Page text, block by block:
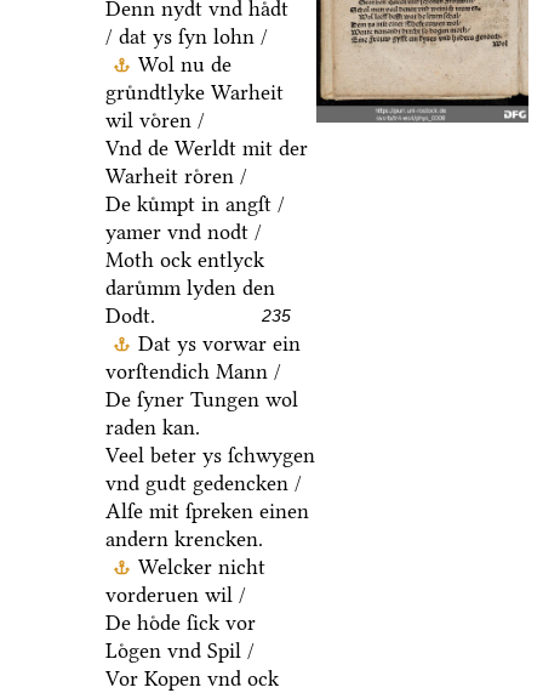
Denn nydt vnd haͤdt
/ dat ys ſyn lohn /
Wol nu de
gruͤndtlyke Warheit
wil voͤren /
Vnd de Werldt mit der
Warheit roͤren /
De kuͤmpt in angſt /
yamer vnd nodt /
Moth ock entlyck
daruͤmm lyden den
Dodt.
235
Dat ys vorwar ein
vorſtendich Mann /
De ſyner Tungen wol
raden kan.
Veel beter ys ſchwygen
vnd gudt gedencken /
Alſe mit ſpreken einen
andern krencken.
Welcker nicht
vorderuen wil /
De hoͤde ſick vor
Loͤgen vnd Spil /
Vor Kopen vnd ock